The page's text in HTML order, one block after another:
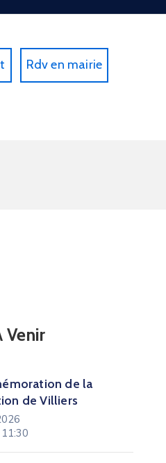
Rdv en mairie
Venir
de la
de Villiers